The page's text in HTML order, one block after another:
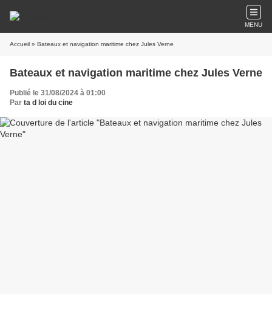
MENU
Accueil » Bateaux et navigation maritime chez Jules Verne
Bateaux et navigation maritime chez Jules Verne
Publié le 31/08/2024 à 01:00
Par ta d loi du cine